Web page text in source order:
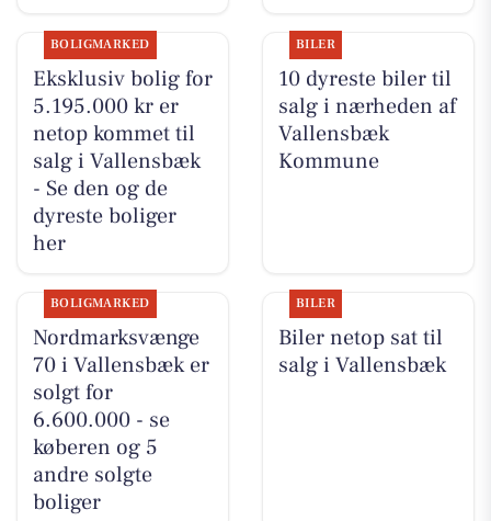
BOLIGMARKED
Eksklusiv bolig for
5.195.000 kr er
netop kommet til
salg i Vallensbæk
- Se den og de
dyreste boliger
her
BILER
10 dyreste biler til
salg i nærheden af
Vallensbæk
Kommune
BOLIGMARKED
Nordmarksvænge
70 i Vallensbæk er
solgt for
6.600.000 - se
køberen og 5
andre solgte
boliger
BILER
Biler netop sat til
salg i Vallensbæk